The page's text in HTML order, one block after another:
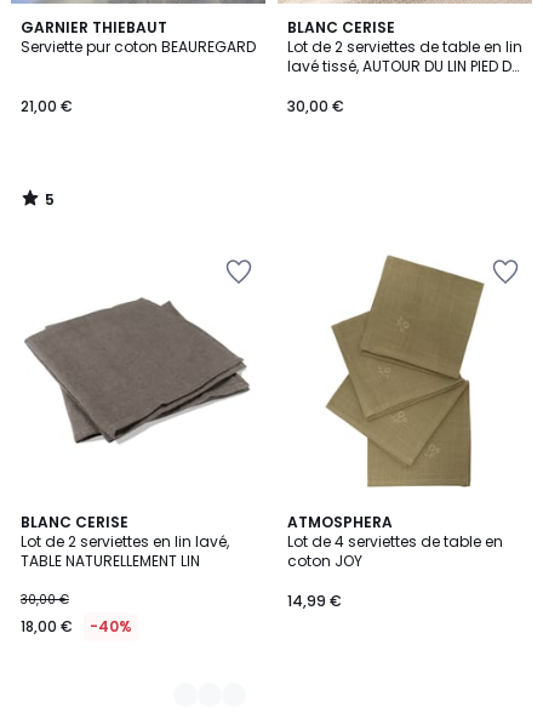
GARNIER THIEBAUT
Serviette pur coton BEAUREGARD
21,00 €
5
/
5
/
BLANC CERISE
Lot de 2 serviettes de table en lin
lavé tissé, AUTOUR DU LIN PIED DE
30,00 €
BLANC CERISE
Lot de 2 serviettes en lin lavé,
TABLE NATURELLEMENT LIN
30,00 €
18,00 € -40%
2
Couleurs
ATMOSPHERA
Lot de 4 serviettes de table en
coton JOY
14,99 €